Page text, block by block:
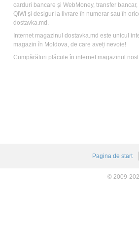
carduri bancare și WebMoney, transfer
QIWI și desigur la livrare în numerar sau în
dostavka.md.
Internet magazinul dostavka.md este unicul
magazin în Moldova, de care aveți nevoie!
Cumpărături plăcute în internet magazinul
Pagina de start
© 2009-